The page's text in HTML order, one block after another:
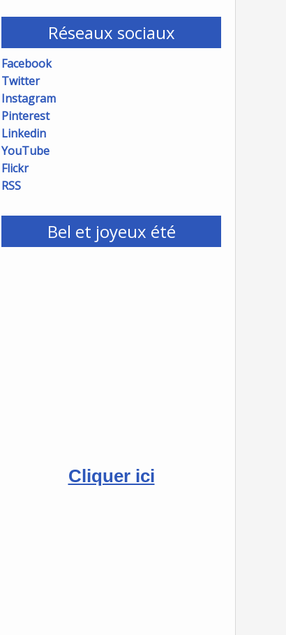
Réseaux sociaux
Facebook
Twitter
Instagram
Pinterest
Linkedin
YouTube
Flickr
RSS
Bel et joyeux été
Cliquer ici